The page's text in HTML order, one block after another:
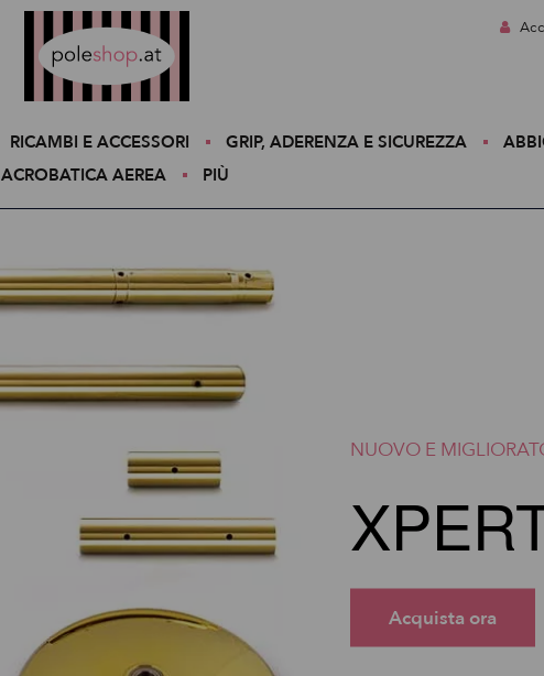
RICAMBI E ACCESSORI GRIP, ADERENZA E SICUREZZA
ACROBATICA AEREA
PIÙ
NUOVO E
Acquista ora